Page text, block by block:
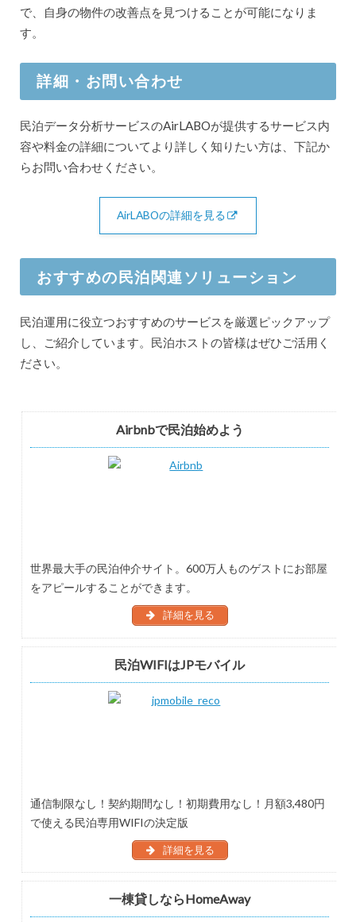
で、自身の物件の改善点を見つけることが可能になりま
す。
詳細・お問い合わせ
民泊データ分析サービスのAirLABOが提供するサービス内
容や料金の詳細についてより詳しく知りたい方は、下記か
らお問い合わせください。
AirLABOの詳細を見る
おすすめの民泊関連ソリューション
民泊運用に役立つおすすめのサービスを厳選ピックアップ
し、ご紹介しています。民泊ホストの皆様はぜひご活用く
ださい。
Airbnbで民泊始めよう
世界最大手の民泊仲介サイト。600万人ものゲストにお部屋
をアピールすることができます。
詳細を見る
民泊WIFIはJPモバイル
通信制限なし！契約期間なし！初期費用なし！月額3,480円
で使える民泊専用WIFIの決定版
詳細を見る
一棟貸しならHomeAway